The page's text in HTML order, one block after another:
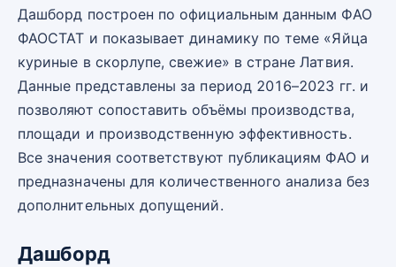
Дашборд построен по официальным данным ФАО
ФАОСТАТ и показывает динамику по теме «Яйца
куриные в скорлупе, свежие» в стране Латвия.
Данные представлены за период 2016–2023 гг. и
позволяют сопоставить объёмы производства,
площади и производственную эффективность.
Все значения соответствуют публикациям ФАО и
предназначены для количественного анализа без
дополнительных допущений.
Дашборд